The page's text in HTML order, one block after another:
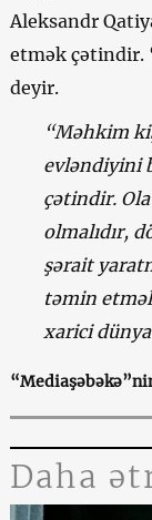
Aleksandr
etmək çətindir.
deyir.
“Məhkim
evləndiyini
çətindir.
olmalıdır,
şərait
təmin
xarici
Daha